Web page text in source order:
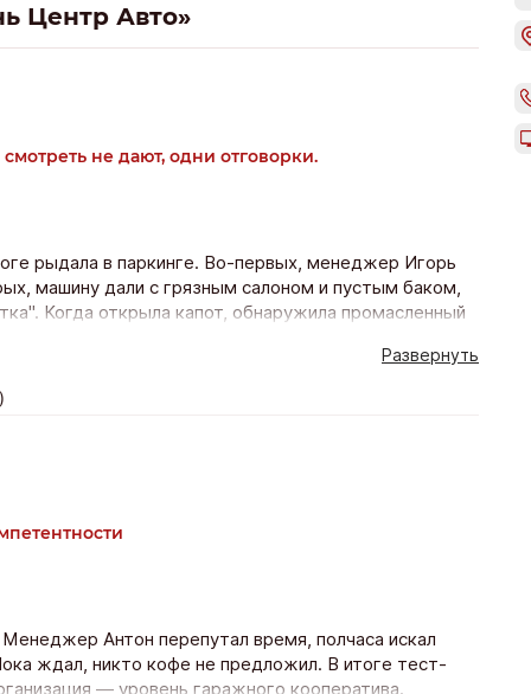
Центр Авто»
не дают, одни отговорки.
рыдала в паркинге. Во-первых, менеджер Игорь
машину дали с грязным салоном и пустым баком,
Когда открыла капот, обнаружила промасленный
потом мы может покажем, что вы купили. Абсурд.
линию — перевели в отдел, который отвечает
Больше туда ни ногой.
Развернуть
Антон перепутал время, полчаса искал
ждал, никто кофе не предложил. В итоге тест-
— уровень гаражного кооператива.